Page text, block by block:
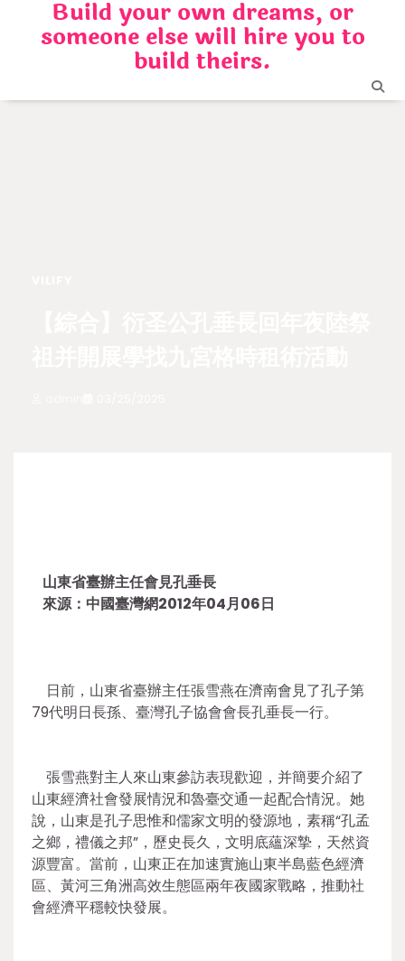
Build your own dreams, or
someone else will hire you to
build theirs.
山東省臺辦主任會見孔垂長
來源：中國臺灣網2012年04月06日
日前，山東省臺辦主任張雪燕在濟南會見了孔子第
79代明日長孫、臺灣孔子協會會長孔垂長一行。
張雪燕對主人來山東參訪表現歡迎，并簡要介紹了
山東經濟社會發展情況和魯臺交通一起配合情況。她
說，山東是孔子思惟和儒家文明的發源地，素稱“孔孟
之鄉，禮儀之邦”，歷史長久，文明底蘊深摯，天然資
源豐富。當前，山東正在加速實施山東半島藍色經濟
區、黃河三角洲高效生態區兩年夜國家戰略，推動社
會經濟平穩較快發展。